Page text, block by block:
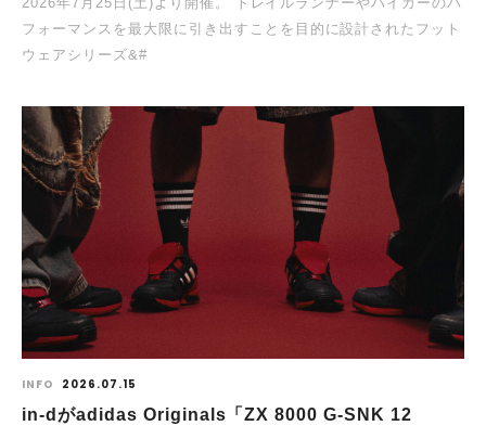
フォーマンスを最大限に引き出すことを目的に設計されたフット
ウェアシリーズ&#
INFO 2026.07.15
in-dがadidas Originals「ZX 8000 G-SNK 12